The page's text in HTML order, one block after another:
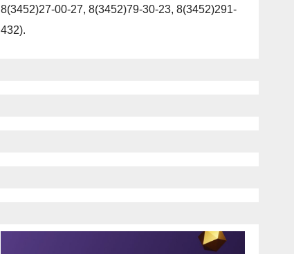
8(3452)27-00-27, 8(3452)79-30-23, 8(3452)291-
432).